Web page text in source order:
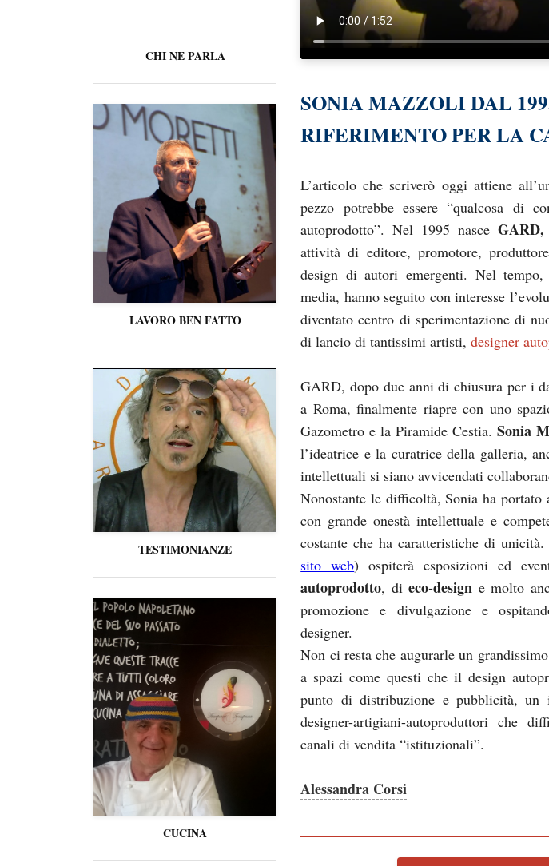
CHI NE PARLA
LAVORO BEN FATTO
TESTIMONIANZE
CUCINA
SONIA MAZZOLI DAL
RIFERIMENTO PER LA
L’articolo che scriverò oggi attiene
pezzo potrebbe essere “qualcosa di
autoprodotto”. Nel 1995 nasceGARD,
attività di editore, promotore,
design di autori emergenti. Nel
media, hanno seguito con interesse
diventato centro di sperimentazione di
di lancio di tantissimi artisti,designer
GARD, dopo due anni di chiusura per i
a Roma, finalmente riapre con uno
Gazometro e la Piramide Cestia.Sonia
l’ideatrice e la curatrice della galleria,
intellettuali si siano avvicendati
Nonostante le difficoltà, Sonia ha
con grande onestà intellettuale e
costante che ha caratteristiche di
sito web) ospiterà esposizioni ed
autoprodotto, dieco-design e molto
promozione e divulgazione e
designer.
Non ci resta che augurarle un
a spazi come questi che il design
punto di distribuzione e pubblicità, un
designer-artigiani-autoproduttori che
canali di vendita “istituzionali”.
Alessandra Corsi